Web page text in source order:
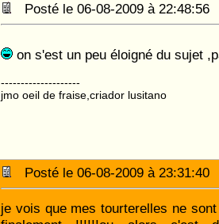
Posté le 06-08-2009 à
on s'est un peu éloigné du sujet
--------------------
jmo oeil de fraise,criador lusitano
Posté le 06-08-2009 à
je vois que mes tourterelles ne